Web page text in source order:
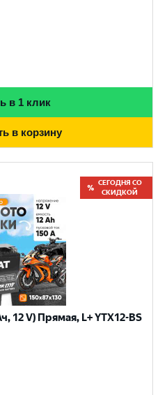
в 1 клик
в корзину
СЕГОДНЯ СО
СКИДКОЙ
12 V) Прямая, L+ YTX12-BS